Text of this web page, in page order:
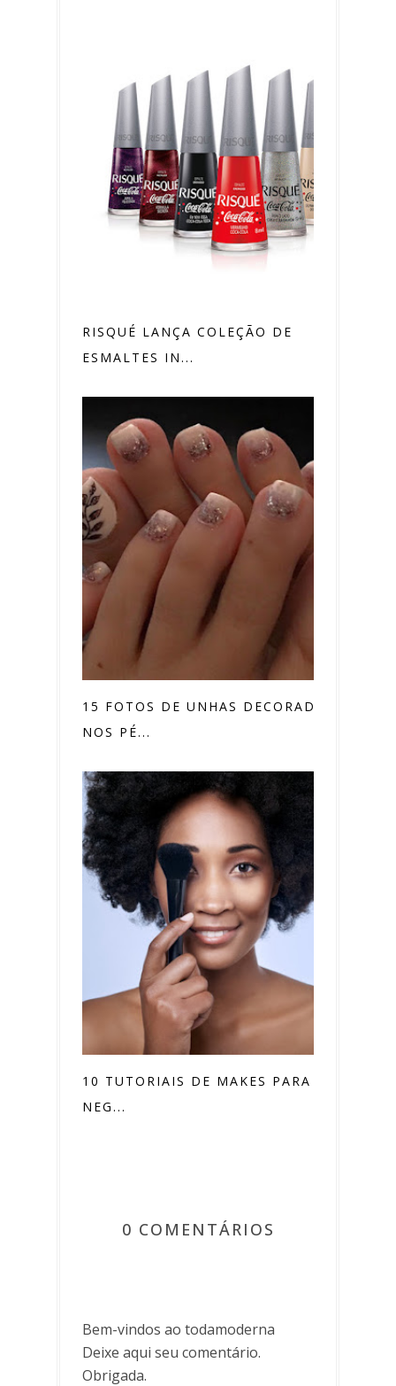
RISQUÉ LANÇA COLEÇÃO DE
ESMALTES IN...
15 FOTOS DE UNHAS DECORADAS
NOS PÉ...
10 TUTORIAIS DE MAKES PARA PELE
NEG...
0 COMENTÁRIOS
Bem-vindos ao todamoderna
Deixe aqui seu comentário.
Obrigada.